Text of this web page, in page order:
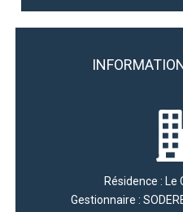
Résidence : Le
Gestionnaire :